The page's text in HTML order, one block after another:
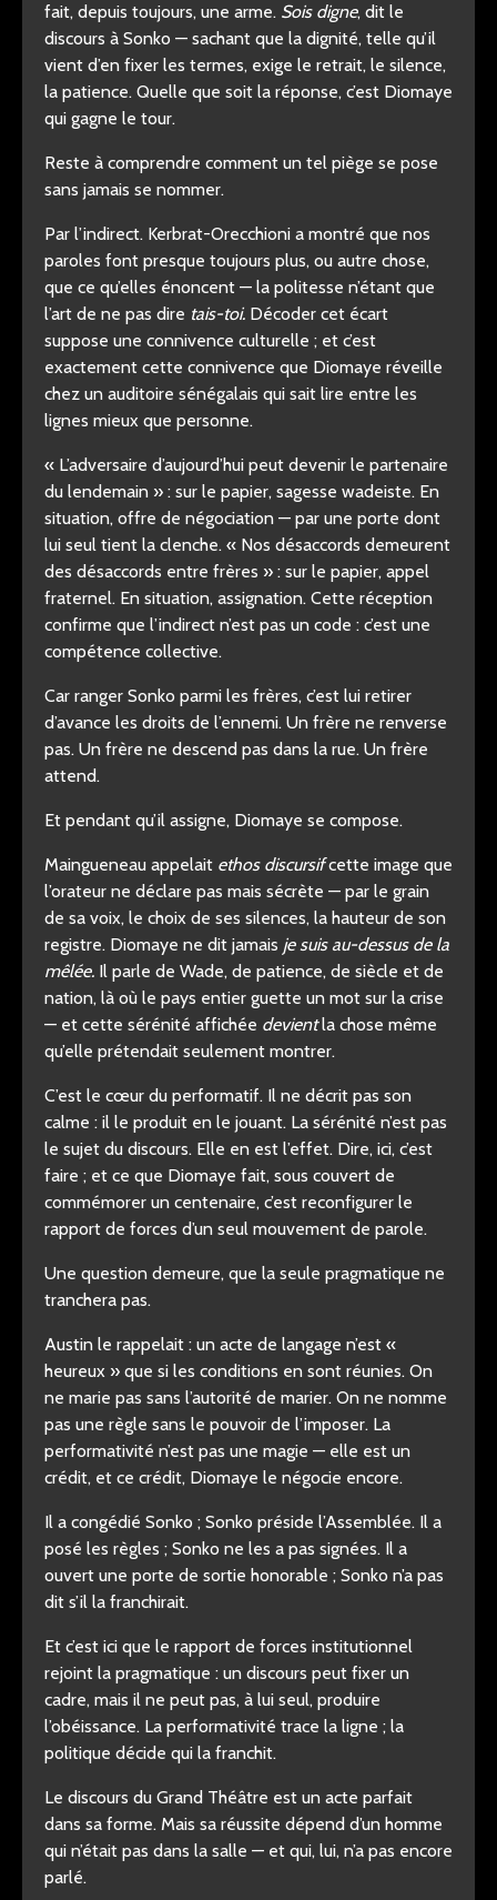
fait, depuis toujours, une arme. Sois digne, dit le
discours à Sonko — sachant que la dignité, telle qu’il
vient d’en fixer les termes, exige le retrait, le silence,
la patience. Quelle que soit la réponse, c’est Diomaye
qui gagne le tour.
Reste à comprendre comment un tel piège se pose
sans jamais se nommer.
Par l’indirect. Kerbrat-Orecchioni a montré que nos
paroles font presque toujours plus, ou autre chose,
que ce qu’elles énoncent — la politesse n’étant que
l’art de ne pas dire tais-toi. Décoder cet écart
suppose une connivence culturelle ; et c’est
exactement cette connivence que Diomaye réveille
chez un auditoire sénégalais qui sait lire entre les
lignes mieux que personne.
« L’adversaire d’aujourd’hui peut devenir le partenaire
du lendemain » : sur le papier, sagesse wadeiste. En
situation, offre de négociation — par une porte dont
lui seul tient la clenche. « Nos désaccords demeurent
des désaccords entre frères » : sur le papier, appel
fraternel. En situation, assignation. Cette réception
confirme que l’indirect n’est pas un code : c’est une
compétence collective.
Car ranger Sonko parmi les frères, c’est lui retirer
d’avance les droits de l’ennemi. Un frère ne renverse
pas. Un frère ne descend pas dans la rue. Un frère
attend.
Et pendant qu’il assigne, Diomaye se compose.
Maingueneau appelait ethos discursifcette image que
l’orateur ne déclare pas mais sécrète — par le grain
de sa voix, le choix de ses silences, la hauteur de son
registre. Diomaye ne dit jamais je suis au-dessus de la
mêlée. Il parle de Wade, de patience, de siècle et de
nation, là où le pays entier guette un mot sur la crise
— et cette sérénité affichée devientla chose même
qu’elle prétendait seulement montrer.
C’est le cœur du performatif. Il ne décrit pas son
calme : il le produit en le jouant. La sérénité n’est pas
le sujet du discours. Elle en est l’effet. Dire, ici, c’est
faire ; et ce que Diomaye fait, sous couvert de
commémorer un centenaire, c’est reconfigurer le
rapport de forces d’un seul mouvement de parole.
Une question demeure, que la seule pragmatique ne
tranchera pas.
Austin le rappelait : un acte de langage n’est «
heureux » que si les conditions en sont réunies. On
ne marie pas sans l’autorité de marier. On ne nomme
pas une règle sans le pouvoir de l’imposer. La
performativité n’est pas une magie — elle est un
crédit, et ce crédit, Diomaye le négocie encore.
Il a congédié Sonko ; Sonko préside l’Assemblée. Il a
posé les règles ; Sonko ne les a pas signées. Il a
ouvert une porte de sortie honorable ; Sonko n’a pas
dit s’il la franchirait.
Et c’est ici que le rapport de forces institutionnel
rejoint la pragmatique : un discours peut fixer un
cadre, mais il ne peut pas, à lui seul, produire
l’obéissance. La performativité trace la ligne ; la
politique décide qui la franchit.
Le discours du Grand Théâtre est un acte parfait
dans sa forme. Mais sa réussite dépend d’un homme
qui n’était pas dans la salle — et qui, lui, n’a pas encore
parlé.